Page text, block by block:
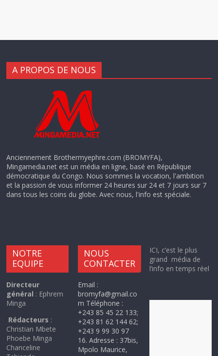
A PROPOS DE NOUS
Anciennement Brothermyephre.com (BROMYFA),
Mingamedia.net est un média en ligne, basé en République
démocratique du Congo. Nous sommes la vocation, l'ambition
et la passion de vous informer 24 heures sur 24 et 7 jours sur 7
dans tous les coins du globe. Avec nous, l'info est spéciale.
NOTRE
EQUIPE
Directeur
général : Ephrem
Minga
Rédacteurs :
Christian Mbete
Phoebe Minga
Chanceline
NOUS
CONTACTER
Email :
bromyfa@gmail.co
m Téléphone :
+243 85 45 22 133;
+243 81 62 144 62;
+243 9 99 30 97
16. Adresse : 37bis,
Mpolo Maurice,
ICI, c’est le plus
grand média de
l’info en temps réel